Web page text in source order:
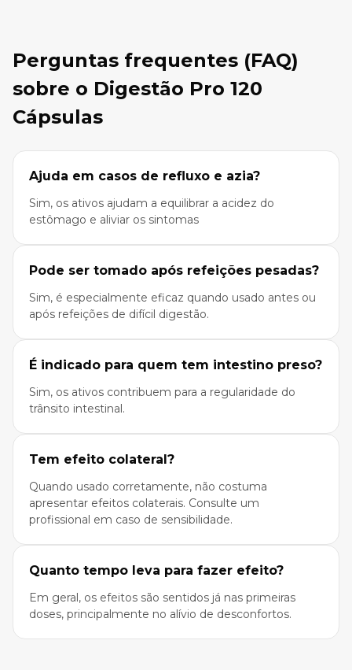
Perguntas frequentes (FAQ)
sobre o Digestão Pro 120
Cápsulas
Ajuda em casos de refluxo e azia?
Sim, os ativos ajudam a equilibrar a acidez do
estômago e aliviar os sintomas
Pode ser tomado após refeições pesadas?
Sim, é especialmente eficaz quando usado antes ou
após refeições de difícil digestão.
É indicado para quem tem intestino preso?
Sim, os ativos contribuem para a regularidade do
trânsito intestinal.
Tem efeito colateral?
Quando usado corretamente, não costuma
apresentar efeitos colaterais. Consulte um
profissional em caso de sensibilidade.
Quanto tempo leva para fazer efeito?
Em geral, os efeitos são sentidos já nas primeiras
doses, principalmente no alívio de desconfortos.